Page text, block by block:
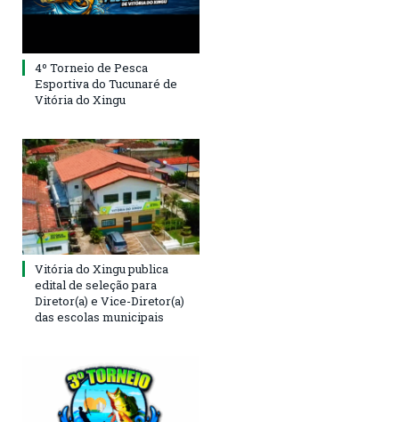
4º Torneio de Pesca
Esportiva do Tucunaré de
Vitória do Xingu
Vitória do Xingu publica
edital de seleção para
Diretor(a) e Vice-Diretor(a)
das escolas municipais